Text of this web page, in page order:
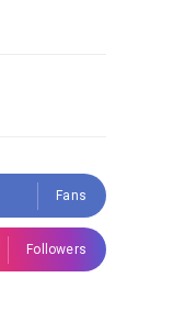
Fans
Followers